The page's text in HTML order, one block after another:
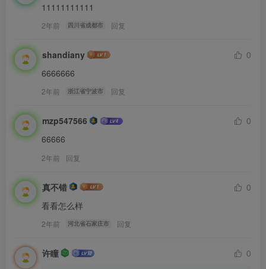
11111111111
2年前 四川省成都市 回复
shandiany
0
6666666
2年前 浙江省宁波市 回复
mzp547566
0
66666
2年前 回复
真不错
0
看看怎么样
2年前 河北省石家庄市 回复
许瞳 0